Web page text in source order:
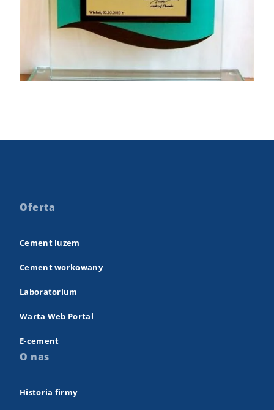
Oferta
Cement luzem
Cement workowany
Laboratorium
Warta Web Portal
E-cement
O nas
Historia firmy